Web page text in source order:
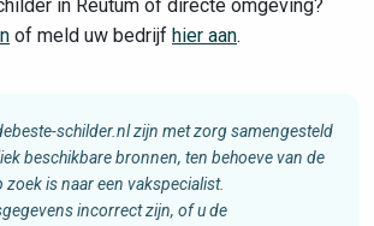
in Reutum of directe omgeving?
of meld uw bedrijf hier aan.
schilder.nl zijn met zorg samengesteld
beschikbare bronnen, ten behoeve van de
is naar een vakspecialist.
incorrect zijn, of u de